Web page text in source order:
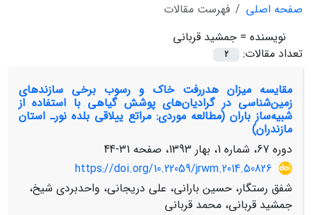
صفحه اصلی
فهرست مقالات
نویسنده = جمشید قربانی
تعداد مقالات:
2
مقایسه میزان هدررفت خاک و رسوب برخی سازندهای
زمین‌شناسی در گرادیان‌های پوشش گیاهی با استفاده از
شبیه‌ساز باران (مطالعه موردی: مراتع ییلاقی بلده نورـ استان
مازندران)
دوره 67، شماره 1، بهار 1393، صفحه
31-44
https://doi.org/10.22059/jrwm.2014.50826
شفق رستگار، حسین بارانی، علی دریجانی، واحدبردی شیخ،
جمشید قربانی، محمد قربانی